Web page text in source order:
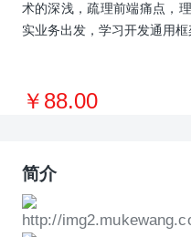
术的深浅，疏理前端痛点，
实业务出发，学习开发通用框
￥88.00
简介